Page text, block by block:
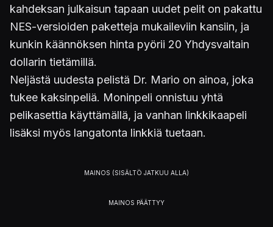
kahdeksan julkaisun tapaan uudet pelit on pakattu
NES-versioiden paketteja mukaileviin kansiin, ja
kunkin käännöksen hinta pyörii 20 Yhdysvaltain
dollarin tietämillä.
Neljästä uudesta pelistä Dr. Mario on ainoa, joka
tukee kaksinpeliä. Moninpeli onnistuu yhtä
pelikasettia käyttämällä, ja vanhan linkkikaapeli
lisäksi myös langatonta linkkiä tuetaan.